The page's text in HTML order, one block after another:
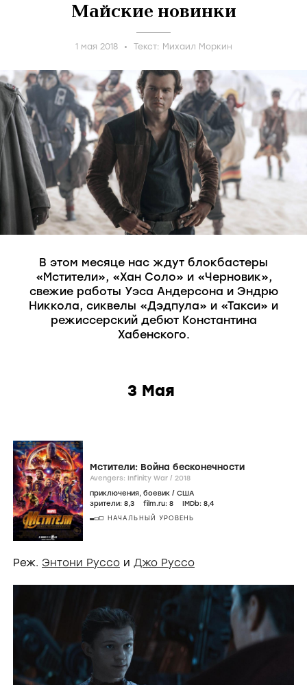
Майские новинки
1 мая 2018 Текст: Михаил Моркин
В этом месяце нас ждут блокбастеры
«Мстители», «Хан Соло» и «Черновик»,
свежие работы Уэса Андерсона и Эндрю
Никкола, сиквелы «Дэдпула» и «Такси» и
режиссерский дебют Константина
Хабенского.
3 Мая
Мстители: Война бесконечности
Avengers: Infinity War / 2018
приключения, боевик / США
зрители: 8,3 film.ru: 8 IMDb: 8,4
НАЧАЛЬНЫЙ УРОВЕНЬ
Реж. Энтони Руссо и Джо Руссо